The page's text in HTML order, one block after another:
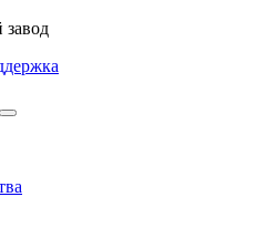
завод